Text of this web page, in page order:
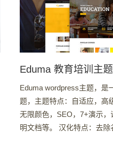
Eduma 教育培训主
Eduma wordpress主题，是
题，主题特点：自适应，高
无限颜色，SEO，7+演示
明文档等。 汉化特点：去除